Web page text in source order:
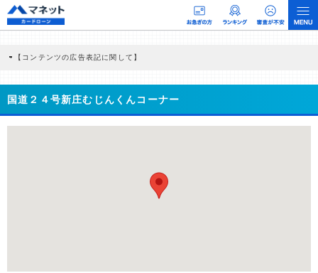
【コンテンツの広告表記に関して】
商品を根拠なくPRするものではなく、当編集部の調査／ユーザーへの口コミ収集な
どに基づき、公平性を担保した情報提供を行っています。
>提携企業一覧
国道２４号新庄むじんくんコーナー